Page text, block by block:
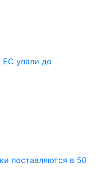
ЕС упали до
поставляются в 50